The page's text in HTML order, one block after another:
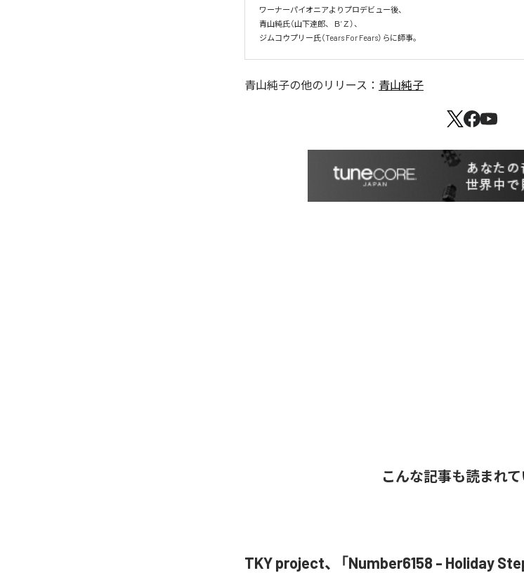
ワーナーパイオニアよりプロデビュー後、
青山純氏（山下達郎、Ｂ’Ｚ）、
ジムコウプリー氏（Tears For Fears）らに師事。
青山純子の他のリリース： 青山純子
こんな記事も読まれ
TKY project、「Number6158 - Holiday